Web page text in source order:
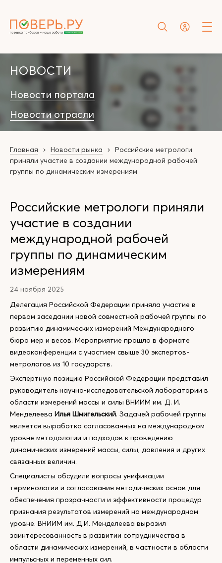
НОВОСТИ
Новости портала
Новости отрасли
Главная Новости рынка
Российские метрологи
приняли участие в создании международной рабочей
группы по динамическим измерениям
Российские метрологи приняли
участие в создании
международной рабочей
группы по динамическим
измерениям
24 ноября 2025
Делегация Российской Федерации приняла участие в
первом заседании новой совместной рабочей группы по
развитию динамических измерений Международного
бюро мер и весов. Мероприятие прошло в формате
видеоконференции с участием свыше 30 экспертов-
метрологов из 10 государств.
Экспертную позицию Российской Федерации представил
руководитель научно-исследовательской лаборатории в
области измерений массы и силы ВНИИМ им. Д. И.
Менделеева Илья Шмигельский. Задачей рабочей группы
является выработка согласованных на международном
уровне методологии и подходов к проведению
динамических измерений массы, силы, давления и других
связанных величин.
Специалисты обсудили вопросы унификации
терминологии и согласования методических основ для
обеспечения прозрачности и эффективности процедур
признания результатов измерений на международном
уровне. ВНИИМ им. Д.И. Менделеева выразил
заинтересованность в развитии сотрудничества в
области динамических измерений, в частности в области
импульсных и переменных сил.